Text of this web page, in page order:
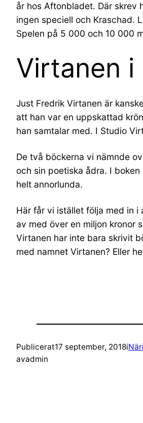
år hos Aftonbladet. Där skrev
ingen speciell och Kraschad.
Spelen på 5 000 och 10 000
Virtanen i
Just Fredrik Virtanen är
att han var en uppskattad
han samtalar med. I Studio
De två böckerna vi nämnde
och sin poetiska ådra. I
helt annorlunda.
Här får vi istället följa med in
av med över en miljon kronor
Virtanen har inte bara skrivit
med namnet Virtanen? Eller
Publicerat17 september, 2018i
avadmin